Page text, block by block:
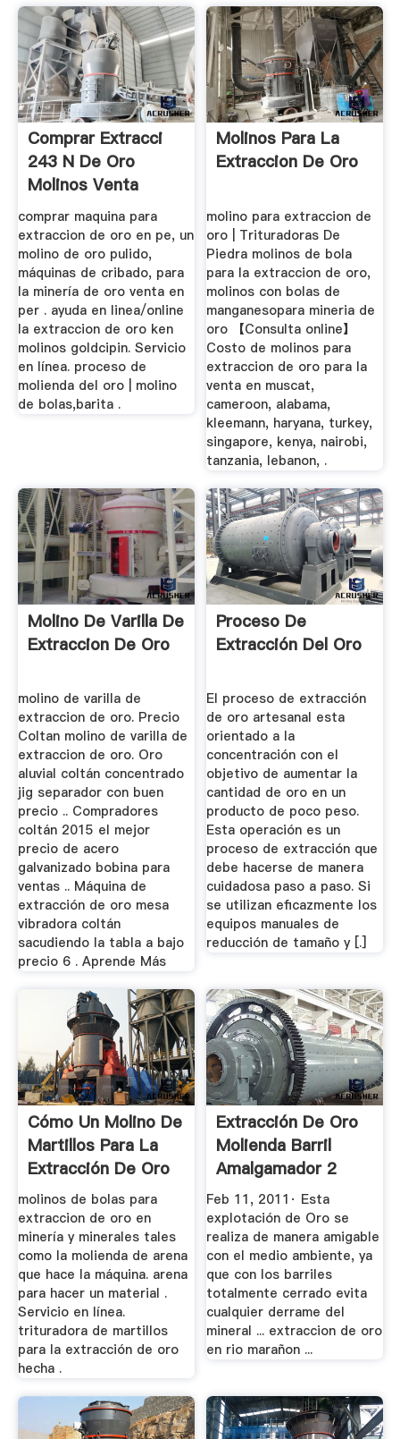
Comprar Extracci
243 N De Oro
Molinos Venta
comprar maquina para
extraccion de oro en pe, un
molino de oro pulido,
máquinas de cribado, para
la minería de oro venta en
per . ayuda en linea/online
la extraccion de oro ken
molinos goldcipin. Servicio
en línea. proceso de
molienda del oro | molino
de bolas,barita .
Molinos Para La
Extraccion De Oro
molino para extraccion de
oro | Trituradoras De
Piedra molinos de bola
para la extraccion de oro,
molinos con bolas de
manganesopara mineria de
oro 【Consulta online】
Costo de molinos para
extraccion de oro para la
venta en muscat,
cameroon, alabama,
kleemann, haryana, turkey,
singapore, kenya, nairobi,
tanzania, lebanon, .
Molino De Varilla De
Extraccion De Oro
molino de varilla de
extraccion de oro. Precio
Coltan molino de varilla de
extraccion de oro. Oro
aluvial coltán concentrado
jig separador con buen
precio .. Compradores
coltán 2015 el mejor
precio de acero
galvanizado bobina para
ventas .. Máquina de
extracción de oro mesa
vibradora coltán
sacudiendo la tabla a bajo
precio 6 . Aprende Más
Proceso De
Extracción Del Oro
El proceso de extracción
de oro artesanal esta
orientado a la
concentración con el
objetivo de aumentar la
cantidad de oro en un
producto de poco peso.
Esta operación es un
proceso de extracción que
debe hacerse de manera
cuidadosa paso a paso. Si
se utilizan eficazmente los
equipos manuales de
reducción de tamaño y [.]
Cómo Un Molino De
Martillos Para La
Extracción De Oro
molinos de bolas para
extraccion de oro en
minería y minerales tales
como la molienda de arena
que hace la máquina. arena
para hacer un material .
Servicio en línea.
trituradora de martillos
para la extracción de oro
hecha .
Extracción De Oro
Molienda Barril
Amalgamador 2
YouTube
Feb 11, 2011· Esta
explotación de Oro se
realiza de manera amigable
con el medio ambiente, ya
que con los barriles
totalmente cerrado evita
cualquier derrame del
mineral ... extraccion de oro
en rio marañon ...